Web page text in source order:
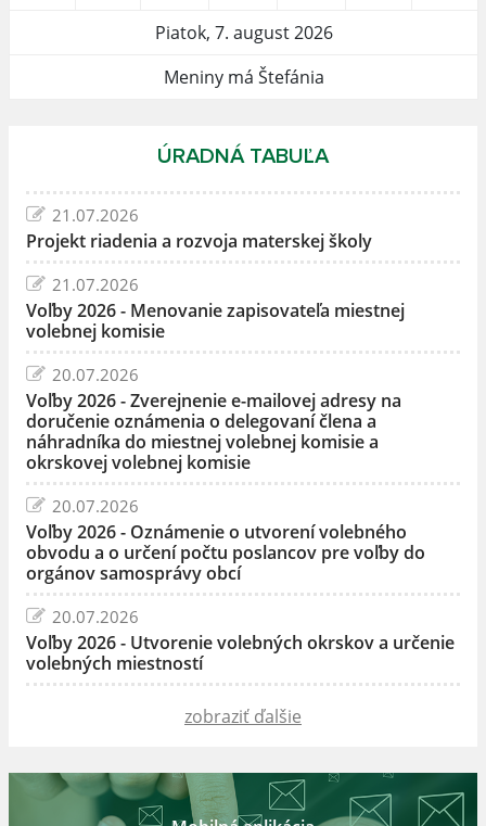
Piatok, 7. august 2026
Meniny má Štefánia
ÚRADNÁ TABUĽA
21.07.2026
Projekt riadenia a rozvoja materskej školy
21.07.2026
Voľby 2026 - Menovanie zapisovateľa miestnej
volebnej komisie
20.07.2026
Voľby 2026 - Zverejnenie e-mailovej adresy na
doručenie oznámenia o delegovaní člena a
náhradníka do miestnej volebnej komisie a
okrskovej volebnej komisie
20.07.2026
Voľby 2026 - Oznámenie o utvorení volebného
obvodu a o určení počtu poslancov pre voľby do
orgánov samosprávy obcí
20.07.2026
Voľby 2026 - Utvorenie volebných okrskov a určenie
volebných miestností
zobraziť ďalšie